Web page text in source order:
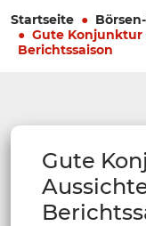
Startseite
Gute Konjunktur
Berichtssaison
Gute